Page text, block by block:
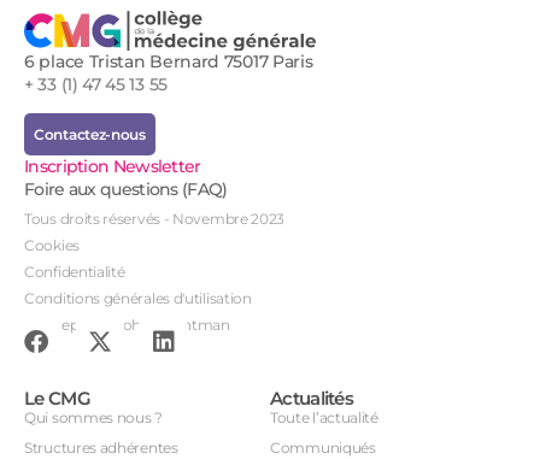
6 place Tristan Bernard 75017 Paris
+ 33 (1) 47 45 13 55
Contactez-nous
Inscription Newsletter
Foire aux questions (FAQ)
Tous droits réservés - Novembre 2023
Cookies
Confidentialité
Conditions générales d'utilisation
Conception : John Brightman
Le CMG
Qui sommes nous ?
Structures adhérentes
Actualités
Toute l’actualité
Communiqués